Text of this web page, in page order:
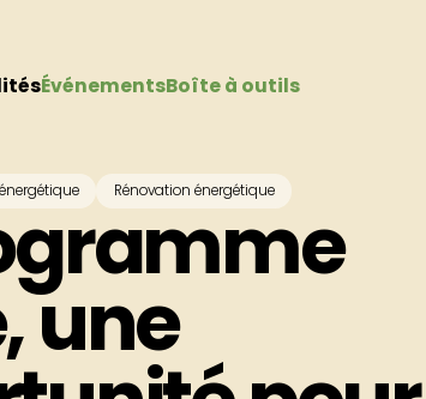
ÉvénementsBoîte à outils
Rénovation énergétique
une